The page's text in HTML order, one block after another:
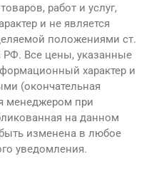
работ и услуг,
и не является
положениями ст.
РФ. Все цены, указанные
характер и
(окончательная
менеджером при
на данном
изменена в любое
уведомления.